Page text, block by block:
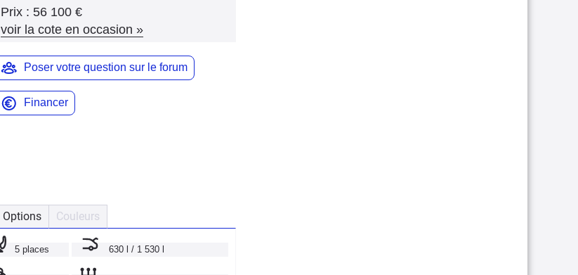
Prix : 56 100 €
voir la cote en occasion »
Poser votre question sur le forum
Financer
Options Couleurs
5 places 630 l / 1 530 l